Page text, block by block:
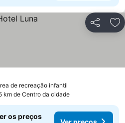
Partilhar
de recreação infantil
km de Centro da cidade
os preços